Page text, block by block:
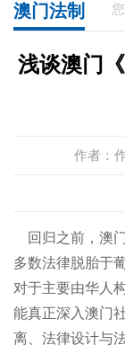
澳门法制
浅谈澳门
作者：
回归之前，澳
多数法律脱胎于
对于主要由华人
能真正深入澳门
离、法律设计与